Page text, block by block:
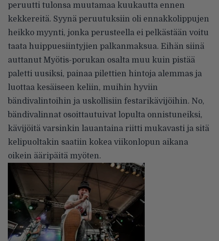
peruutti tulonsa muutamaa kuukautta ennen
kekkereitä. Syynä peruutuksiin oli ennakkolippujen
heikko myynti, jonka perusteella ei pelkästään voitu
taata huippuesiintyjien palkanmaksua. Eihän siinä
auttanut Myötis-porukan osalta muu kuin pistää
paletti uusiksi, painaa pilettien hintoja alemmas ja
luottaa kesäiseen keliin, muihin hyviin
bändivalintoihin ja uskollisiin festarikävijöihin. No,
bändivalinnat osoittautuivat lopulta onnistuneiksi,
kävijöitä varsinkin lauantaina riitti mukavasti ja sitä
kelipuoltakin saatiin kokea viikonlopun aikana
oikein ääripäitä myöten.